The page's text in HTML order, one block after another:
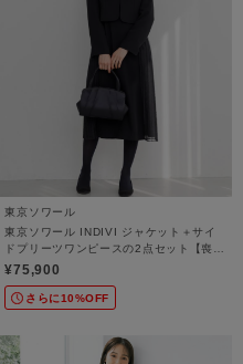
東京ソワール
東京ソワール INDIVI ジャケット＋サイ
ドプリーツワンピースの2点セット【喪
服・礼服・ブラックフォーマル】
¥75,900
さらに10%OFF